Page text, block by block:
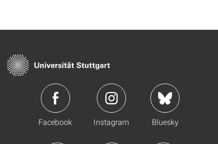
Facebook Instagram Bluesky